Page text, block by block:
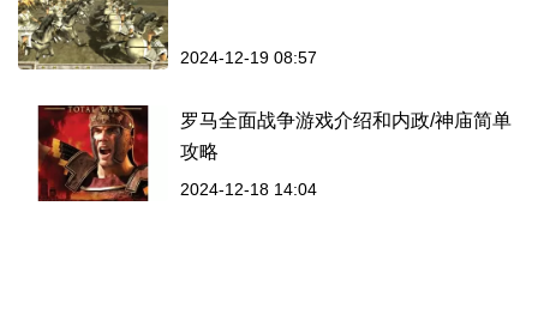
2024-12-19 08:57
罗马全面战争游戏介绍和内政/神庙简单
攻略
2024-12-18 14:04